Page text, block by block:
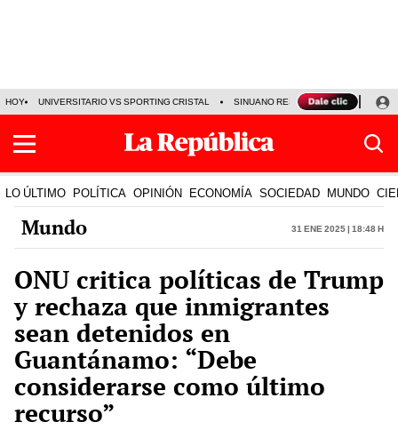
HOY UNIVERSITARIO VS SPORTING CRISTAL SINUANO RESULTADOS HOY
LO ÚLTIMO POLÍTICA OPINIÓN ECONOMÍA SOCIEDAD MUNDO
Mundo 31 Ene 2025 | 18:48 h
ONU critica políticas de Trump
y rechaza que inmigrantes
sean detenidos en
Guantánamo: “Debe
considerarse como último
recurso”